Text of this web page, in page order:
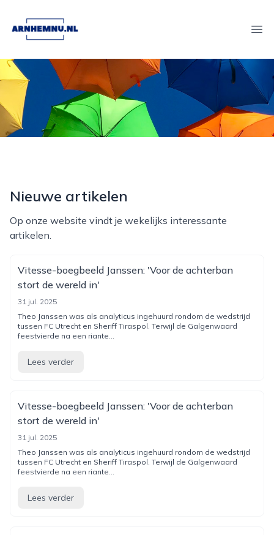
arnhemnu.nl
Nieuwe artikelen
Op onze website vindt je wekelijks interessante
artikelen.
Vitesse-boegbeeld Janssen: 'Voor de achterban
stort de wereld in'
31 jul. 2025
Theo Janssen was als analyticus ingehuurd rondom de wedstrijd
tussen FC Utrecht en Sheriff Tiraspol. Terwijl de Galgenwaard
feestvierde na een riante...
Lees verder
Vitesse-boegbeeld Janssen: 'Voor de achterban
stort de wereld in'
31 jul. 2025
Theo Janssen was als analyticus ingehuurd rondom de wedstrijd
tussen FC Utrecht en Sheriff Tiraspol. Terwijl de Galgenwaard
feestvierde na een riante...
Lees verder